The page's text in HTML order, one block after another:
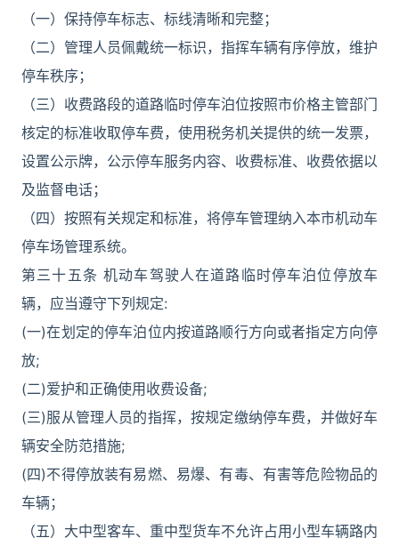
（一）保持停车标志、标线清晰和完整；
（二）管理人员佩戴统一标识，指挥车辆有序停放，维护
停车秩序；
（三）收费路段的道路临时停车泊位按照市价格主管部门
核定的标准收取停车费，使用税务机关提供的统一发票，
设置公示牌，公示停车服务内容、收费标准、收费依据以
及监督电话；
（四）按照有关规定和标准，将停车管理纳入本市机动车
停车场管理系统。
第三十五条 机动车驾驶人在道路临时停车泊位停放车
辆，应当遵守下列规定:
(一)在划定的停车泊位内按道路顺行方向或者指定方向停
放;
(二)爱护和正确使用收费设备;
(三)服从管理人员的指挥，按规定缴纳停车费，并做好车
辆安全防范措施;
(四)不得停放装有易燃、易爆、有毒、有害等危险物品的
车辆；
（五）大中型客车、重中型货车不允许占用小型车辆路内